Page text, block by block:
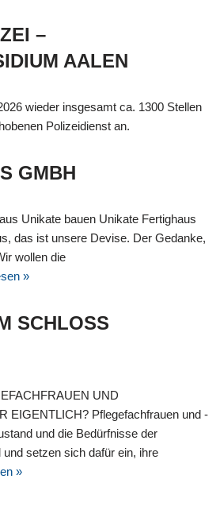
–
AALEN
wieder insgesamt ca. 1300 Stellen
Polizeidienst an.
GMBH
Unikate bauen Unikate Fertighaus
das ist unsere Devise. Der Gedanke,
wollen die
»
W
UND
EIGENTLICH? Pflegefachfrauen und -
und die Bedürfnisse der
und setzen sich dafür ein, ihre
»